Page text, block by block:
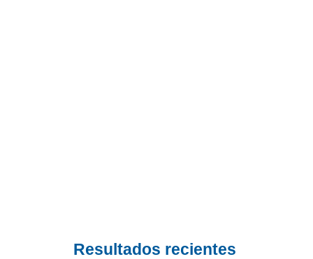
Resultados recientes